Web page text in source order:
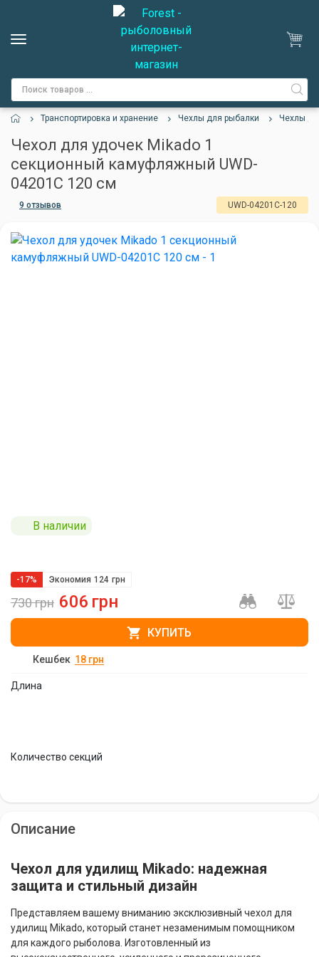
Транспортировка и хранение Чехлы для рыбалки Чехлы
Чехол для удочек Mikado 1
секционный камуфляжный UWD-
04201C 120 см
9 отзывов UWD-04201C-120
Длина
Количество секций
В наличии
730грн
-17% Экономия 124 грн
606 грн
КУПИТЬ
Кешбек 18 грн
Описание
Чехол для удилищ Mikado: надежная
защита и стильный дизайн
Представляем вашему вниманию эксклюзивный чехол для
удилищ Mikado, который станет незаменимым помощником
для каждого рыболова. Изготовленный из